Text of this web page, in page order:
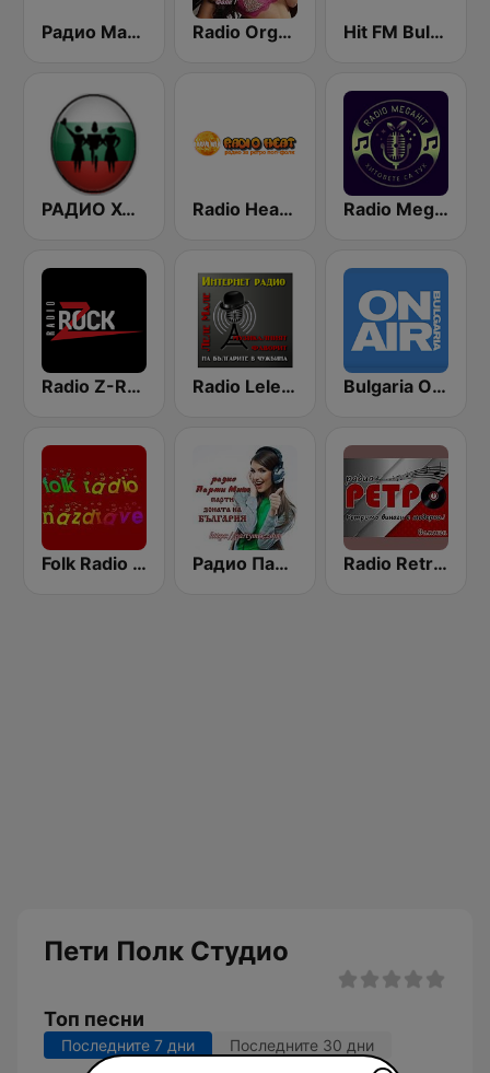
Радио Мая (Radio Maia) Radio Orgazam BG Hit FM Bulgaria
РАДИО ХОРО Radio Heat - Jega Жега 1 Radio MegaHit
Radio Z-ROCK Radio Lelemale (Леле Мале) Bulgaria ON AIR
Folk Radio Nazdrave (Фолк радио Наздраве) Радио Парти Микс - Party Mix Radio Retro - Samokov
Пети Полк Студио
Топ песни
Последните 7 дни Последните 30 дни